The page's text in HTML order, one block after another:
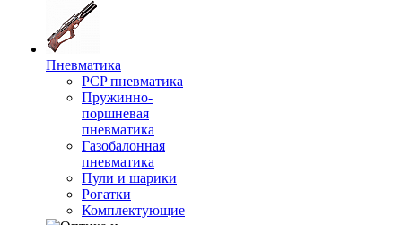
Пневматика
PCP пневматика
Пружинно-
поршневая
пневматика
Газобалонная
пневматика
Пули и шарики
Рогатки
Комплектующие